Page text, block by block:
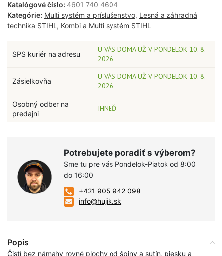
Katalógové číslo: 4601 740 4604
Kategórie: Multi systém a príslušenstvo, Lesná a záhradná
technika STIHL, Kombi a Multi systém STIHL
SPS kuriér na adresu
U VÁS DOMA UŽ V PONDELOK 10. 8.
2026
Zásielkovňa
U VÁS DOMA UŽ V PONDELOK 10. 8.
2026
Osobný odber na
predajni
IHNEĎ
Potrebujete poradiť s výberom?
Sme tu pre vás Pondelok-Piatok od 8:00
do 16:00
+421 905 942 098
info@hujik.sk
Popis
Čistí bez námahy rovné plochy od špiny a sutín, piesku a